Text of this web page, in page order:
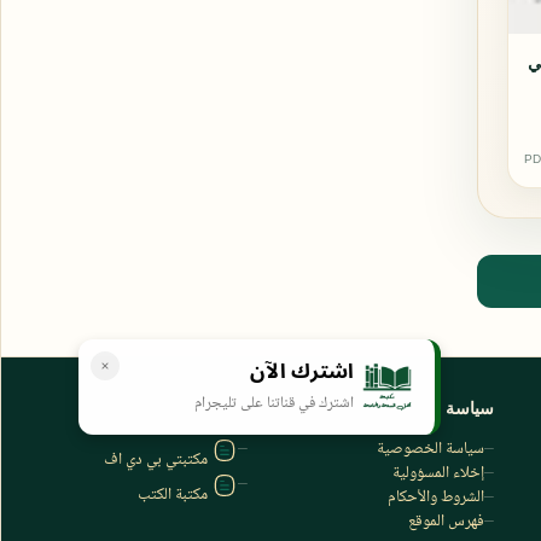
اشترك الآن
اشترك في قناتنا على تليجرام سياسة الخصوصية
سياسة الخصوصية
إخلاء المسؤولية
الشروط والأحكام
فهرس الموقع
المواقع الأخرى
مكتبتي بي دي اف
مكتبة الكتب